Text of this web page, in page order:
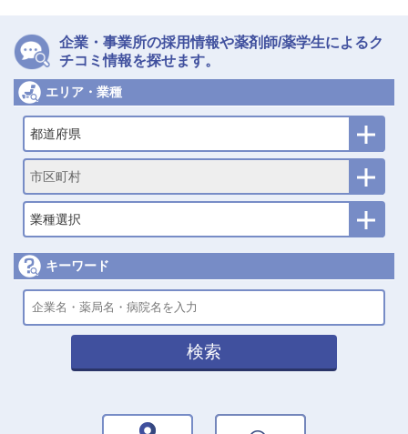
企業・事業所の採用情報や薬剤師/薬学生によるク
チコミ情報を探せます。
エリア・業種
都道府県
市区町村
業種選択
キーワード
検索